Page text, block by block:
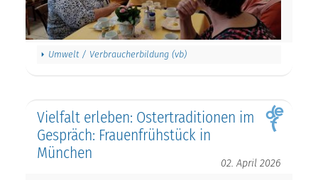
Umwelt / Verbraucherbildung (vb)
Vielfalt erleben: Ostertraditionen im
Gespräch: Frauenfrühstück in
München
02. April 2026